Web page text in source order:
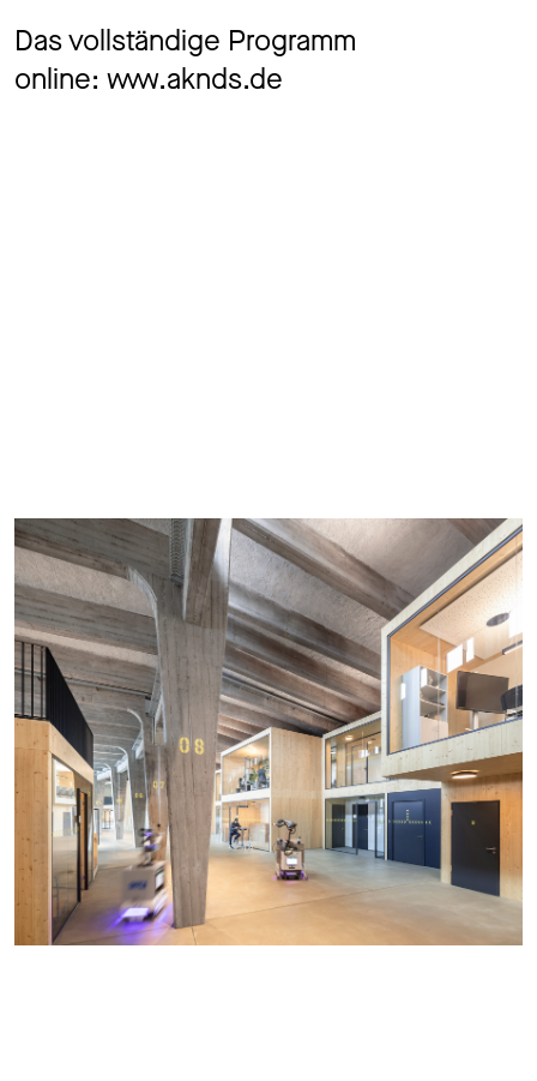
Das vollständige Programm
online: www.aknds.de